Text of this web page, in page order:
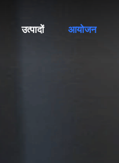
उत्पादों आयोजन